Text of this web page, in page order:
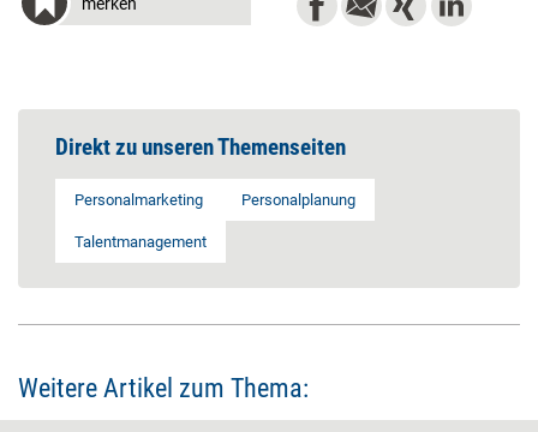
Direkt zu unseren Themenseiten
Personalmarketing Personalplanung
Talentmanagement
Weitere Artikel zum Thema: